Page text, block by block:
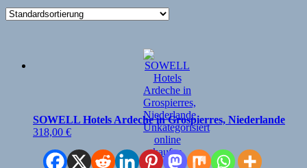
SOWELL Hotels Ardeche in Grospierres, Niederlande
318,00 €